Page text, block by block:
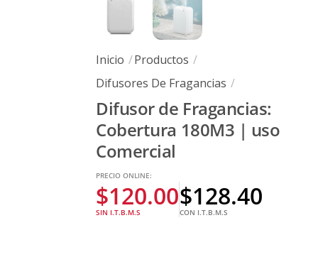
Inicio
Productos
Difusores De Fragancias
Difusor de Fragancias:
Cobertura 180M3 | uso
Comercial
PRECIO ONLINE:
$120.00
SIN I.T.B.M.S
$128.40
CON I.T.B.M.S